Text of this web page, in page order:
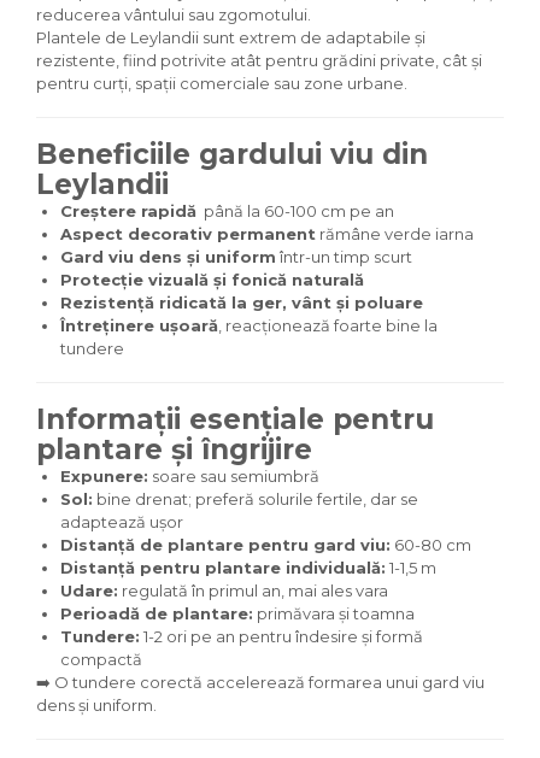
reducerea vântului sau zgomotului.
Plantele de Leylandii sunt extrem de adaptabile și
rezistente, fiind potrivite atât pentru grădini private, cât și
pentru curți, spații comerciale sau zone urbane.
Beneficiile gardului viu din
Leylandii
Creștere rapidă până la 60-100 cm pe an
Aspect decorativ permanent rămâne verde iarna
Gard viu dens și uniform într-un timp scurt
Protecție vizuală și fonică naturală
Rezistență ridicată la ger, vânt și poluare
Întreținere ușoară, reacționează foarte bine la
tundere
Informații esențiale pentru
plantare și îngrijire
Expunere: soare sau semiumbră
Sol: bine drenat; preferă solurile fertile, dar se
adaptează ușor
Distanță de plantare pentru gard viu: 60-80 cm
Distanță pentru plantare individuală: 1-1,5 m
Udare: regulată în primul an, mai ales vara
Perioadă de plantare: primăvara și toamna
Tundere: 1-2 ori pe an pentru îndesire și formă
compactă
➡️ O tundere corectă accelerează formarea unui gard viu
dens și uniform.